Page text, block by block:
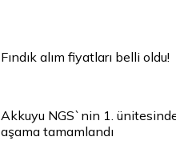
Fındık alım fiyatları belli oldu!
Akkuyu NGS`nin 1.
aşama tamamlandı